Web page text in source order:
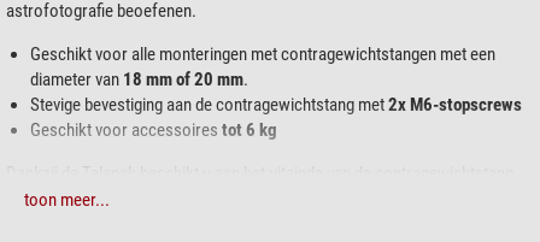
astrofotografie beoefenen.
Geschikt voor alle monteringen met contragewichtstangen met een
diameter van 18 mm of 20 mm.
Stevige bevestiging aan de contragewichtstang met2x M6-stopscrews
Geschikt voor accessoires tot 6 kg
over eenVixen-prismaklem
toon meer...